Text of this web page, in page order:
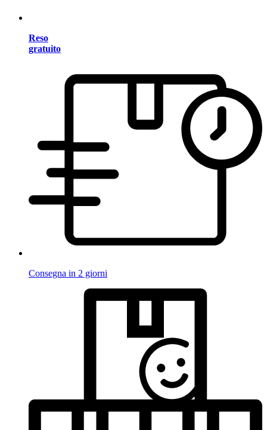
Reso
gratuito
Consegna in 2 giorni